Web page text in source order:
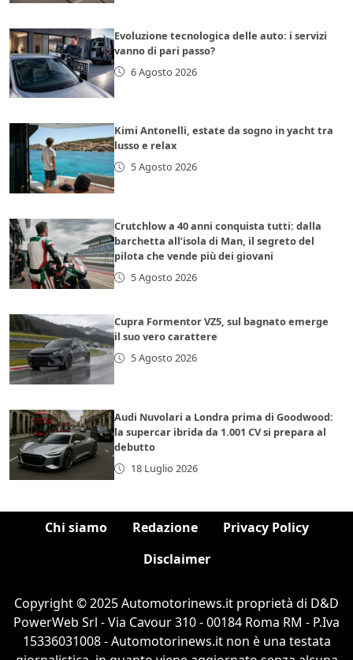
Evoluzione tecnologica delle auto: i servizi
vanno di pari passo?
6 Agosto 2026
Kimi Antonelli, estate da sogno in yacht tra
lusso e relax
5 Agosto 2026
Crutchlow a 40 anni conquista tutti: dalla
barchetta all’isola di Man, il segreto del
pilota che vende più dei giovani
5 Agosto 2026
Cupra Formentor VZ5, sul bagnato emerge
il suo vero carattere
5 Agosto 2026
Audi Nuvolari a Londra prima di Goodwood:
la supercar ibrida da 1.001 CV si prepara al
debutto
18 Luglio 2026
Chi siamo Redazione
Privacy Policy
Disclaimer
Copyright © 2025 Automotorinews.it proprietà di D&D
PowerWeb Srl - Via Cavour 310 - 00184 Roma RM - P.Iva
15336031008 - Automotorinews.it non è una testata